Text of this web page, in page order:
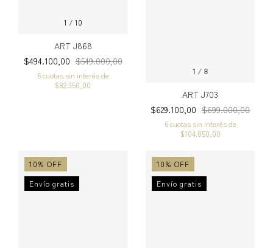
1 / 10
ART J868
$494.100,00 $549.000,00
6 cuotas sin interés de
$82.350,00
1 / 8
ART J703
$629.100,00 $699.000,00
6 cuotas sin interés de
$104.850,00
10% OFF
Envío gratis
10% OFF
Envío gratis